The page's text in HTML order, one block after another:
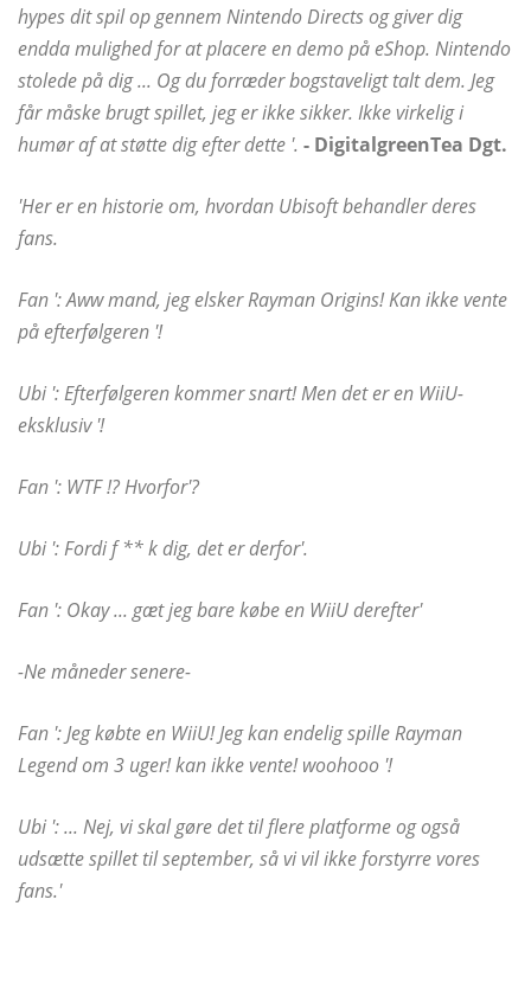
hypes dit spil op gennem Nintendo Directs og giver dig
endda mulighed for at placere en demo på eShop. Nintendo
stolede på dig ... Og du forræder bogstaveligt talt dem. Jeg
får måske brugt spillet, jeg er ikke sikker. Ikke virkelig i
humør af at støtte dig efter dette '. - DigitalgreenTea Dgt.
'Her er en historie om, hvordan Ubisoft behandler deres
fans.
Fan ': Aww mand, jeg elsker Rayman Origins! Kan ikke vente
på efterfølgeren '!
Ubi ': Efterfølgeren kommer snart! Men det er en WiiU-
eksklusiv '!
Fan ': WTF !? Hvorfor'?
Ubi ': Fordi f ** k dig, det er derfor'.
Fan ': Okay ... gæt jeg bare købe en WiiU derefter'
-Ne måneder senere-
Fan ': Jeg købte en WiiU! Jeg kan endelig spille Rayman
Legend om 3 uger! kan ikke vente! woohooo '!
Ubi ': ... Nej, vi skal gøre det til flere platforme og også
udsætte spillet til september, så vi vil ikke forstyrre vores
fans.'